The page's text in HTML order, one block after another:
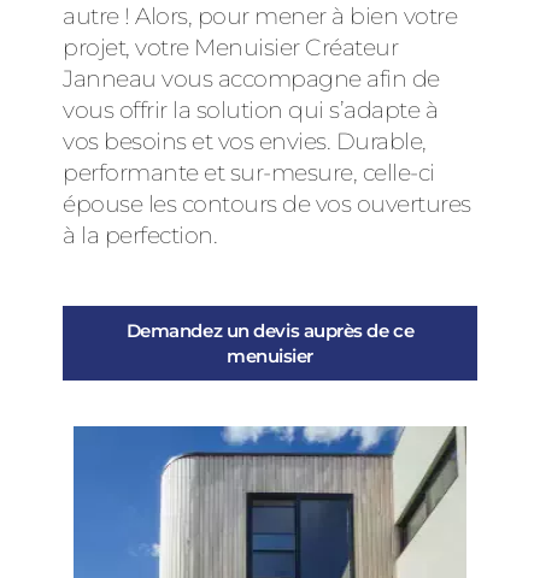
autre ! Alors, pour mener à bien votre
projet, votre Menuisier Créateur
Janneau vous accompagne afin de
vous offrir la solution qui s’adapte à
vos besoins et vos envies. Durable,
performante et sur-mesure, celle-ci
épouse les contours de vos ouvertures
à la perfection.
Demandez un devis auprès de ce
menuisier